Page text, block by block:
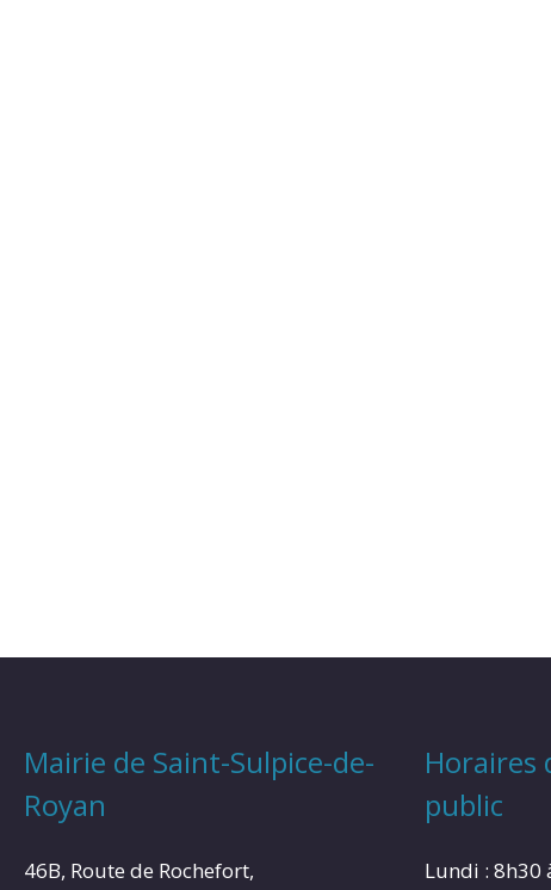
Mairie de Saint-Sulpice-de-
Royan
46B, Route de Rochefort,
Horaires
public
Lundi : 8h30